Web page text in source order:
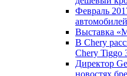
Февраль
Выставка
В Chery
Chery Tiggo
Директор
новостях